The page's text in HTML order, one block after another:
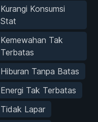
Kurangi Konsumsi
Stat
Kemewahan Tak
Terbatas
Hiburan Tanpa Batas
Energi Tak Terbatas
Tidak Lapar